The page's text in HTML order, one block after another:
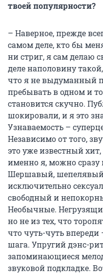
твоей популярности?
– Наверное, прежде
самом деле, кто бы
ни стриг, я сам делаю
деле наполовину
что я не выдуманный
пребывать в одном и
становится скучно.
шокировали, и я это
Узнаваемость –
Независимо от того,
это уже известный
именно я, можно сразу
Шершавый,
исключительно
свободный и
Необычные.
но не из тех, что
что чуть-чуть впереди
шага. Упругий дэнс-
запоминающиеся
звуковой подкладке.